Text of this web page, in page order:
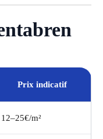
Prix indicatif
12–25€/m²